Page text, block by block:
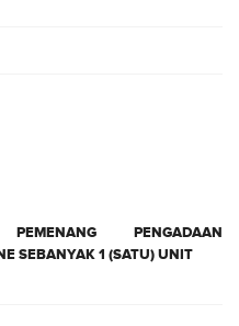
PEMENANG PENGADAAN
SEBANYAK 1 (SATU) UNIT